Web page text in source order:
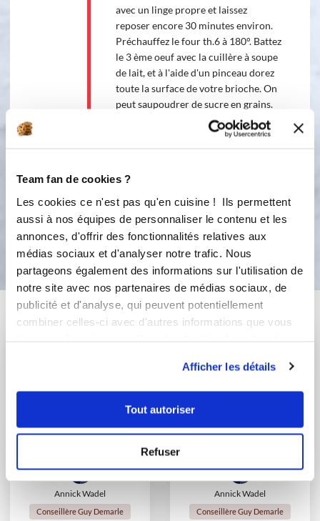
Team fan de cookies ?
Les cookies ce n'est pas qu'en cuisine ! Ils permettent
aussi à nos équipes de personnaliser le contenu et les
annonces, d'offrir des fonctionnalités relatives aux
médias sociaux et d'analyser notre trafic. Nous
partageons également des informations sur l'utilisation de
notre site avec nos partenaires de médias sociaux, de
publicité et d'analyse, qui peuvent potentiellement
combiner celles-ci avec d'autres informations que vous
Afficher les détails
Tout autoriser
Refuser
avec un linge propre et laissez
reposer encore 30 minutes environ.
Préchauffez le four th.6 à 180°. Battez
le 3 ème oeuf avec la cuillère à soupe
de lait, et à l'aide d'un pinceau dorez
toute la surface de votre brioche. On
peut saupoudrer de sucre en grains.
Enfournez votre brioche pour 30
minutes environ. Une fois votre
la démouler.
Bon appétit !
Vous aimerez aussi ...
Annick Wadel
Conseillère Guy Demarle
Annick Wadel
Conseillère Guy Demarle